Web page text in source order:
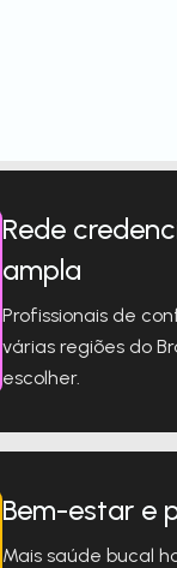
Rede
ampla
Profissionais de
várias regiões do
escolher.
Bem-estar e
Mais saúde bucal